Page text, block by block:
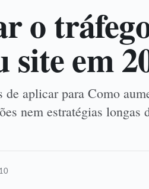
o
site em
aplicar para Como
nem estratégias longas